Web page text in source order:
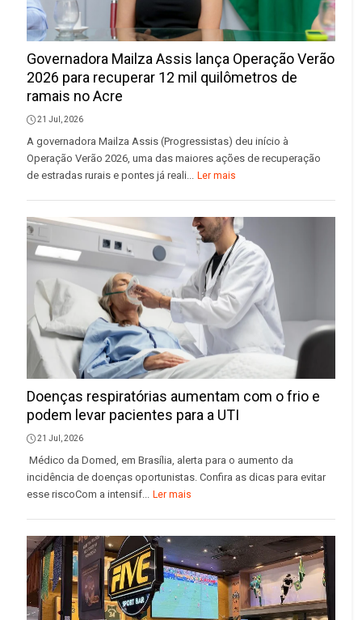
Governadora Mailza Assis lança Operação Verão
2026 para recuperar 12 mil quilômetros de
ramais no Acre
21 Jul, 2026
A governadora Mailza Assis (Progressistas) deu início à
Operação Verão 2026, uma das maiores ações de recuperação
de estradas rurais e pontes já reali... Ler mais
Doenças respiratórias aumentam com o frio e
podem levar pacientes para a UTI
21 Jul, 2026
Médico da Domed, em Brasília, alerta para o aumento da
incidência de doenças oportunistas. Confira as dicas para evitar
esse riscoCom a intensif... Ler mais